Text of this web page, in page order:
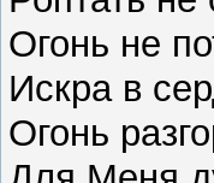
Огонь не
Искра в
Огонь